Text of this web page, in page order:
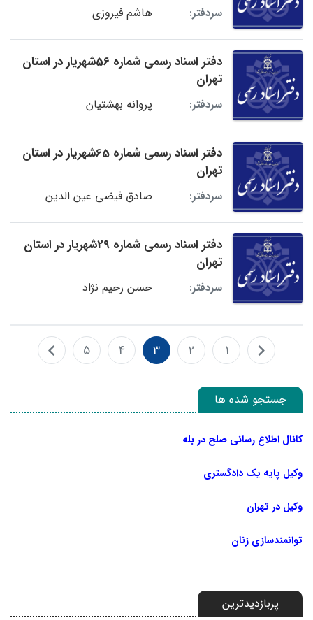
سردفتر: هاشم فیروزی
دفتر اسناد رسمی شماره 56شهریار در استان
تهران
سردفتر: پروانه بهشتیان
دفتر اسناد رسمی شماره 65شهریار در استان
تهران
سردفتر: صادق فیضی عین الدین
دفتر اسناد رسمی شماره 29شهریار در استان
تهران
سردفتر: حسن رحیم نژاد
1
2
3
4
5
جستجو شده ها
کانال اطلاع رسانی صلح در بله
وکیل پایه یک دادگستری
وکیل در تهران
توانمندسازی زنان
پربازدیدترین